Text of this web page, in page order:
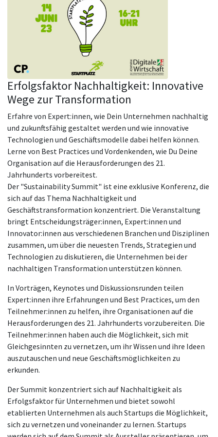
Erfolgsfaktor Nachhaltigkeit: Innovative
Wege zur Transformation
Erfahre von Expert:innen, wie Dein Unternehmen nachhaltig
und zukunftsfähig gestaltet werden und wie innovative
Technologien und Geschäftsmodelle dabei helfen können.
Lerne von Best Practices und Vordenkenden, wie Du Deine
Organisation auf die Herausforderungen des 21.
Jahrhunderts vorbereitest.
Der "Sustainability Summit" ist eine exklusive Konferenz, die
sich auf das Thema Nachhaltigkeit und
Geschäftstransformation konzentriert. Die Veranstaltung
bringt Entscheidungsträger:innen, Expert:innen und
Innovator:innen aus verschiedenen Branchen und Disziplinen
zusammen, um über die neuesten Trends, Strategien und
Technologien zu diskutieren, die Unternehmen bei der
nachhaltigen Transformation unterstützen können.
In Vorträgen, Keynotes und Diskussionsrunden teilen
Expert:innen ihre Erfahrungen und Best Practices, um den
Teilnehmer:innen zu helfen, ihre Organisationen auf die
Herausforderungen des 21. Jahrhunderts vorzubereiten. Die
Teilnehmer:innen haben auch die Möglichkeit, sich mit
Gleichgesinnten zu vernetzen, um ihr Wissen und ihre Ideen
auszutauschen und neue Geschäftsmöglichkeiten zu
erkunden.
Der Summit konzentriert sich auf Nachhaltigkeit als
Erfolgsfaktor für Unternehmen und bietet sowohl
etablierten Unternehmen als auch Startups die Möglichkeit,
sich zu vernetzen und voneinander zu lernen. Startups